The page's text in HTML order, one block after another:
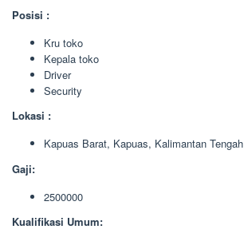
Posisi :
Kru toko
Kepala toko
Driver
Security
Lokasi :
Kapuas Barat, Kapuas, Kalimantan Tengah
Gaji:
2500000
Kualifikasi Umum: